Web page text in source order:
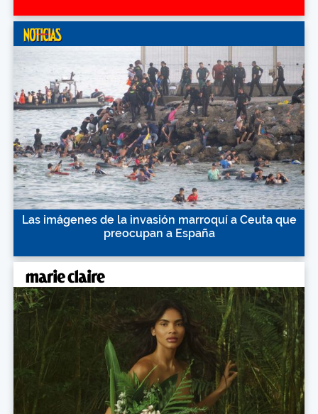
Las imágenes de la invasión marroquí a Ceuta que
preocupan a España